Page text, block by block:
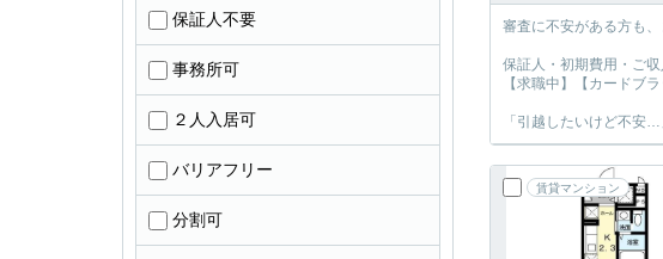
審査に不安がある方も
保証人・初期費用・ご
【求職中】【カードブ
「引越したいけど不安
賃貸マンション
保証人不要
事務所可
２人入居可
バリアフリー
分割可